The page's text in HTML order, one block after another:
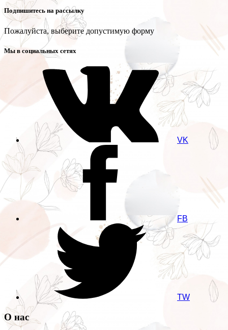
Подпишитесь на рассылку
Пожалуйста, выберите допустимую форму
Мы в социальных сетях
VK
FB
TW
О нас